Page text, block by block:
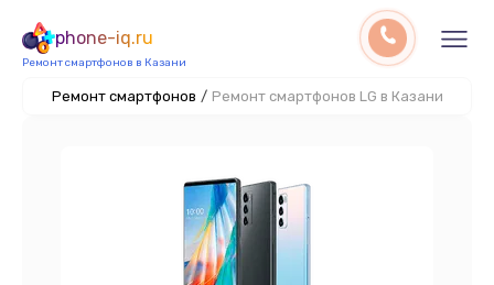
phone-iq.ru
Ремонт смартфонов в Казани
Ремонт смартфонов / Ремонт смартфонов LG в Казани